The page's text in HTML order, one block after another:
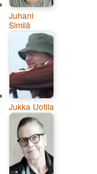
Juhani
Similä
Jukka Uotila